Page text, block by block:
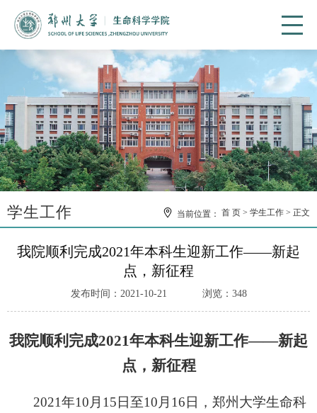
学生工作 当前位置： 首 页 学生工作 正文
我院顺利完成2021年本科生迎新工作——新起
点，新征程
发布时间：2021-10-21 浏览： 348
我院顺利完成2021年本科生迎新工作——新起
点，新征程
2021年10 月 15日至10 月 16日，郑州大学生命科